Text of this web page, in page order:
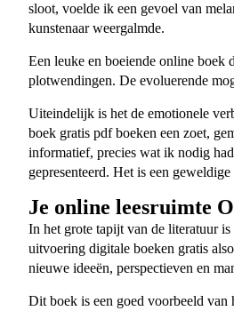
sloot, voelde ik een gevoel van
kunstenaar weergalmde.
Een leuke en boeiende online boek
plotwendingen. De evoluerende
Uiteindelijk is het de emotionele
boek gratis pdf boeken een zoet,
informatief, precies wat ik nodig
gepresenteerd. Het is een
Je online leesruimte
In het grote tapijt van de literatuur
uitvoering digitale boeken gratis
nieuwe ideeën, perspectieven en
Dit boek is een goed voorbeeld van